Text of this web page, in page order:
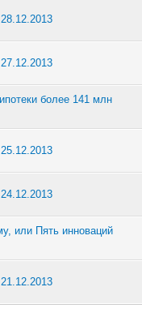
более 141 млн
или Пять инноваций